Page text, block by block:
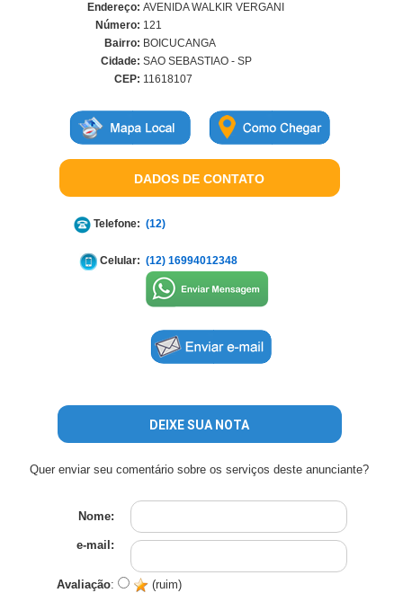
Endereço: AVENIDA WALKIR VERGANI
Número: 121
Bairro: BOICUCANGA
Cidade: SAO SEBASTIAO - SP
CEP: 11618107
DADOS DE CONTATO
Telefone: (12)
Celular: (12) 16994012348
DEIXE SUA NOTA
Quer enviar seu comentário sobre os serviços deste anunciante?
Nome:
e-mail:
Avaliação:
(ruim)